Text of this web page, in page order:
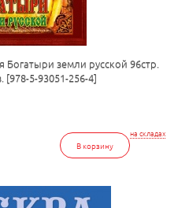
Богатыри земли русской 96стр.
[978-5-93051-256-4]
на складах
В корзину